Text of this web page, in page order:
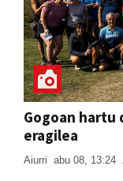
Gogoan
eragilea
Aiurri abu 08, 13:24